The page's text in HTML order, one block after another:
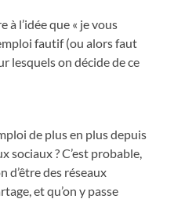
à l’idée que « je vous
fautif (ou alors faut
lesquels on décide de ce
de plus en plus depuis
sociaux ? C’est probable,
d’être des réseaux
et qu’on y passe